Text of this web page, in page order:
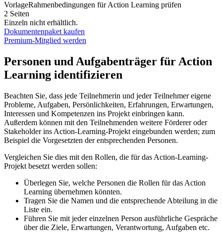
VorlageRahmenbedingungen für Action Learning prüfen
2 Seiten
Einzeln nicht erhältlich.
Dokumentenpaket kaufen
Premium-Mitglied werden
Personen und Aufgabenträger für Action
Learning identifizieren
Beachten Sie, dass jede Teilnehmerin und jeder Teilnehmer eigene
Probleme, Aufgaben, Persönlichkeiten, Erfahrungen, Erwartungen,
Interessen und Kompetenzen ins Projekt einbringen kann.
Außerdem können mit den Teilnehmenden weitere Förderer oder
Stakeholder ins Action-Learning-Projekt eingebunden werden; zum
Beispiel die Vorgesetzten der entsprechenden Personen.
Vergleichen Sie dies mit den Rollen, die für das Action-Learning-
Projekt besetzt werden sollen:
Überlegen Sie, welche Personen die Rollen für das Action
Learning übernehmen könnten.
Tragen Sie die Namen und die entsprechende Abteilung in die
Liste ein.
Führen Sie mit jeder einzelnen Person ausführliche Gespräche
über die Ziele, Erwartungen, Verantwortung, Aufgaben etc.